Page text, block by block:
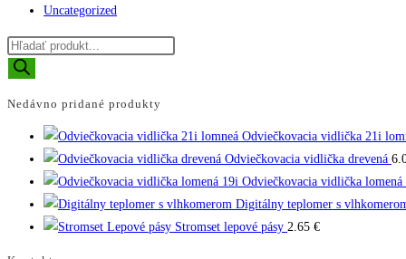
Uncategorized
Products
search
Nedávno pridané produkty
Odviečkovacia vidlička 21i
Odviečkovacia vidlička drevená
Odviečkovacia vidlička lomená
Digitálny teplomer s
Stromset lepové pásy 2.65 €